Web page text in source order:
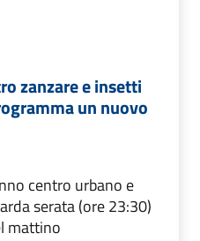
zanzare e insetti
un nuovo
centro urbano e
serata (ore 23:30)
mattino